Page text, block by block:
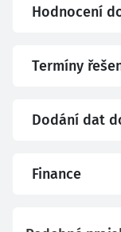
Hodnocení
Termíny
Dodání dat
Finance